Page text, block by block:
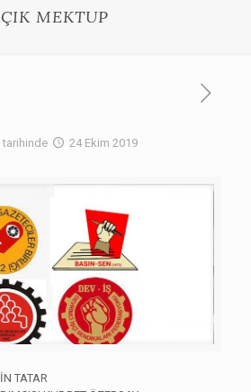
MEKTUP
tarihinde 24 Ekim 2019
TATAR